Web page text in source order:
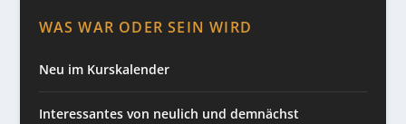
WAS WAR ODER SEIN WIRD
Neu im Kurskalender
Interessantes von neulich und demnächst